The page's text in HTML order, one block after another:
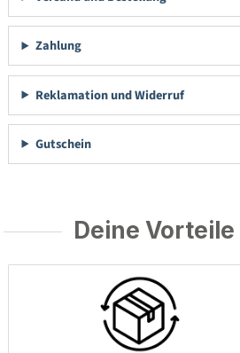
Zahlung
Reklamation und Widerruf
Gutschein
Deine